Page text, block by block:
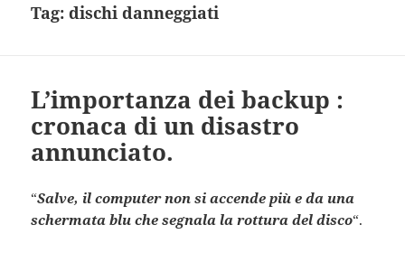
Tag:dischi danneggiati
L’importanza dei backup :
cronaca di un disastro
annunciato.
“Salve, il computer non si accende più e da una
schermata blu che segnala la rottura del disco“.